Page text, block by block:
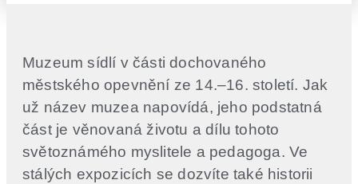
Muzeum sídlí v části dochovaného
městského opevnění ze 14.–16. století. Jak
už název muzea napovídá, jeho podstatná
část je věnovaná životu a dílu tohoto
světoznámého myslitele a pedagoga. Ve
stálých expozicích se dozvíte také historii